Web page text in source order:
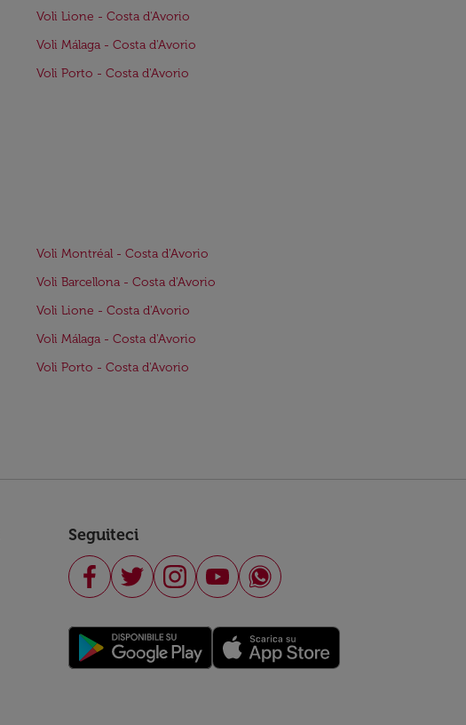
Voli Lione - Costa d'Avorio
Voli Málaga - Costa d'Avorio
Voli Porto - Costa d'Avorio
Voli Montréal - Costa d'Avorio
Voli Barcellona - Costa d'Avorio
Voli Lione - Costa d'Avorio
Voli Málaga - Costa d'Avorio
Voli Porto - Costa d'Avorio
Seguiteci